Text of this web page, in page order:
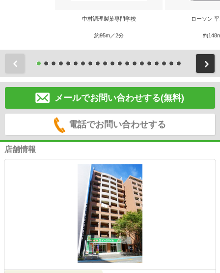
中村調理製菓専門学校
約95m／2分
ローソン
約
メールでお問い合わせする(無料)
電話でお問い合わせする
店舗情報